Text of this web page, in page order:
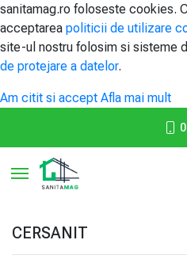
sanitamag.ro foloseste cookies.
acceptarea politicii de utilizare
site-ul nostru folosim si sisteme
de protejare a datelor.
Am citit si accept Afla mai mult
Toggle navigation
CERSANIT